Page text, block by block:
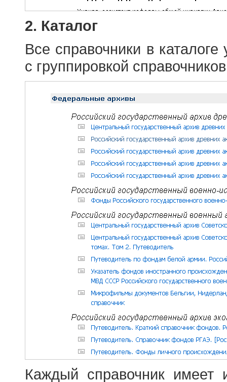
2. Каталог
Все справочники в
с группировкой
Каждый справочник имеет